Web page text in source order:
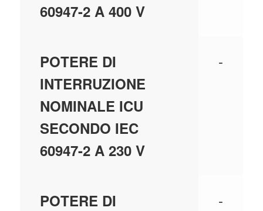
60947-2 A 400 V
POTERE DI
INTERRUZIONE
NOMINALE ICU
SECONDO IEC
60947-2 A 230 V
-
POTERE DI
-